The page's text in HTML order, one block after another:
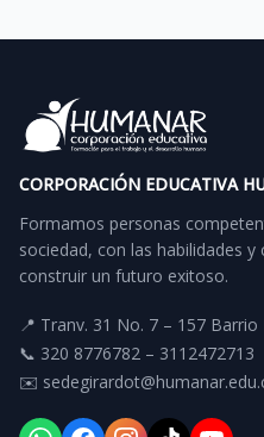
CORPORACIÓN EDUCATIVA
Formamos personas
sociedad, con las habilidades
construir un futuro exitoso.
📍 Tranv. 31 No. 7 – 157 Barrio
📞 320 8776782 – 3112472713
✉️